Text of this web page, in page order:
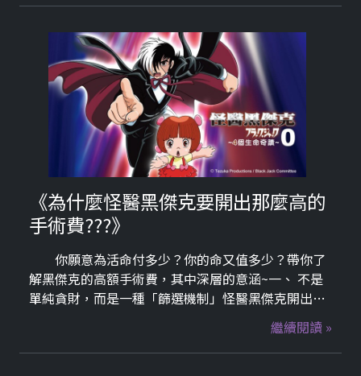
《為什麼怪醫黑傑克要開出那麼高的
手術費???》
你願意為活命付多少？你的命又值多少？帶你了
解黑傑克的高額手術費，其中深層的意涵~一、 不是
單純貪財，而是一種「篩選機制」怪醫黑傑克開出天
價手術費，表面看很冷酷，但其實很多時候他是用來
繼續閱讀 »